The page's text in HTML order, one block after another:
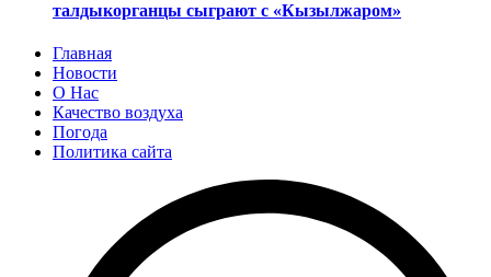
талдыкорганцы сыграют с «Кызылжаром»
Главная
Новости
О Нас
Качество воздуха
Погода
Политика сайта